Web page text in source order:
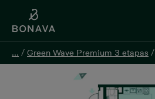
... / Green Wave Premium 3 etapas /
... / Green Wave Premium 3 etapas /
Pildyti